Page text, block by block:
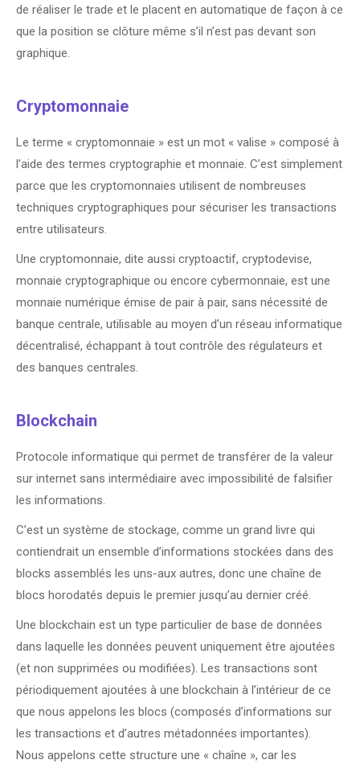
de réaliser le trade et le placent en automatique de façon à ce
que la position se clôture même s’il n’est pas devant son
graphique.
Cryptomonnaie
Le terme « cryptomonnaie » est un mot « valise » composé à
l’aide des termes cryptographie et monnaie. C’est simplement
parce que les cryptomonnaies utilisent de nombreuses
techniques cryptographiques pour sécuriser les transactions
entre utilisateurs.
Une cryptomonnaie, dite aussi cryptoactif, cryptodevise,
monnaie cryptographique ou encore cybermonnaie, est une
monnaie numérique émise de pair à pair, sans nécessité de
banque centrale, utilisable au moyen d’un réseau informatique
décentralisé, échappant à tout contrôle des régulateurs et
des banques centrales.
Blockchain
Protocole informatique qui permet de transférer de la valeur
sur internet sans intermédiaire avec impossibilité de falsifier
les informations.
C’est un système de stockage, comme un grand livre qui
contiendrait un ensemble d’informations stockées dans des
blocks assemblés les uns-aux autres, donc une chaîne de
blocs horodatés depuis le premier jusqu’au dernier créé.
Une blockchain est un type particulier de base de données
dans laquelle les données peuvent uniquement être ajoutées
(et non supprimées ou modifiées). Les transactions sont
périodiquement ajoutées à une blockchain à l’intérieur de ce
que nous appelons les blocs (composés d’informations sur
les transactions et d’autres métadonnées importantes).
Nous appelons cette structure une « chaîne », car les